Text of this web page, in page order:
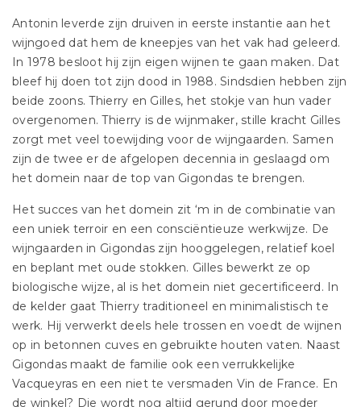
Antonin leverde zijn druiven in eerste instantie aan het
wijngoed dat hem de kneepjes van het vak had geleerd.
In 1978 besloot hij zijn eigen wijnen te gaan maken. Dat
bleef hij doen tot zijn dood in 1988. Sindsdien hebben zijn
beide zoons. Thierry en Gilles, het stokje van hun vader
overgenomen. Thierry is de wijnmaker, stille kracht Gilles
zorgt met veel toewijding voor de wijngaarden. Samen
zijn de twee er de afgelopen decennia in geslaagd om
het domein naar de top van Gigondas te brengen.
Het succes van het domein zit ‘m in de combinatie van
een uniek terroir en een consciëntieuze werkwijze. De
wijngaarden in Gigondas zijn hooggelegen, relatief koel
en beplant met oude stokken. Gilles bewerkt ze op
biologische wijze, al is het domein niet gecertificeerd. In
de kelder gaat Thierry traditioneel en minimalistisch te
werk. Hij verwerkt deels hele trossen en voedt de wijnen
op in betonnen cuves en gebruikte houten vaten. Naast
Gigondas maakt de familie ook een verrukkelijke
Vacqueyras en een niet te versmaden Vin de France. En
de winkel? Die wordt nog altijd gerund door moeder